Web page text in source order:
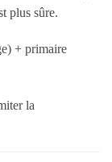
plus sûre.
+ primaire
la